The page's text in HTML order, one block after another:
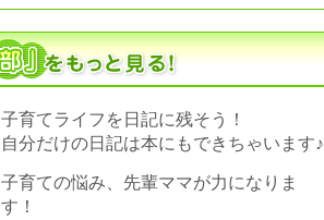
子育てライフを日記に残そう！
自分だけの日記は本にもできちゃいます♪
子育ての悩み、先輩ママが力になりま
す！